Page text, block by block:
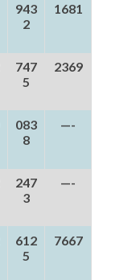
943
2
1681
747
5
2369
083
8
—-
247
3
—-
612
5
7667